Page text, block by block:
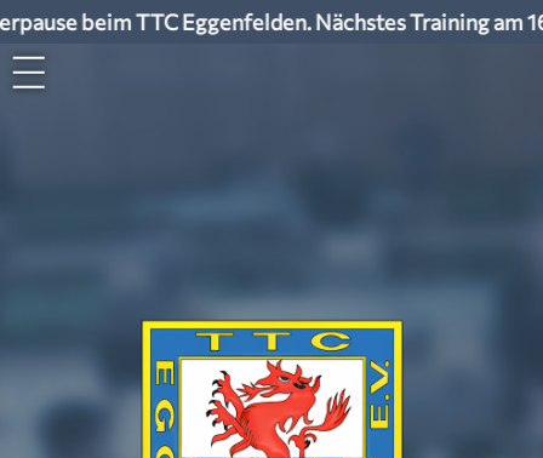
beim TTC Eggenfelden. Nächstes Training am